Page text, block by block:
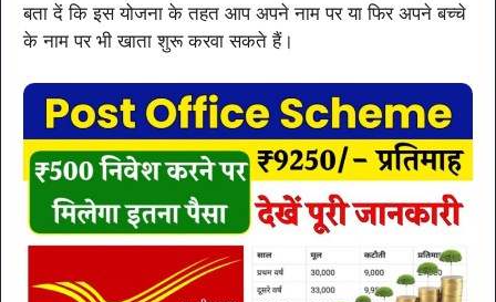
बता दें कि इस योजना के तहत आप अपने नाम पर या फिर अपने बच्चे
के नाम पर भी खाता शुरू करवा सकते हैं।